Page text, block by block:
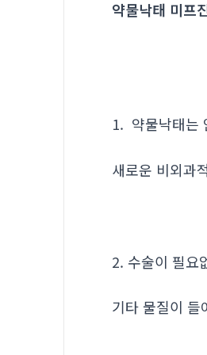
약물낙태 미프
1. 약물낙태는
새로운 비외과
2. 수술이 필요
기타 물질이 들